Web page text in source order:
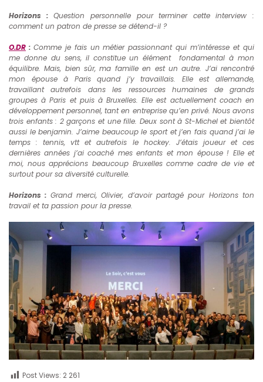
Horizons :Question personnelle pour terminer cette interview :
comment un patron de presse se détend-il ?
O.DR : Comme je fais un métier passionnant qui m’intéresse et qui
me donne du sens, il constitue un élément fondamental à mon
équilibre. Mais, bien sûr, ma famille en est un autre. J’ai rencontré
mon épouse à Paris quand j’y travaillais. Elle est allemande,
travaillant autrefois dans les ressources humaines de grands
groupes à Paris et puis à Bruxelles. Elle est actuellement coach en
développement personnel, tant en entreprise qu’en privé. Nous avons
trois enfants : 2 garçons et une fille. Deux sont à St-Michel et bientôt
aussi le benjamin. J’aime beaucoup le sport et j’en fais quand j’ai le
temps : tennis, vtt et autrefois le hockey. J’étais joueur et ces
dernières années j’ai coaché mes enfants et mon épouse ! Elle et
moi, nous apprécions beaucoup Bruxelles comme cadre de vie et
surtout pour sa diversité culturelle.
Horizons : Grand merci, Olivier, d’avoir partagé pour Horizons ton
travail et ta passion pour la presse.
Post Views: 2 261